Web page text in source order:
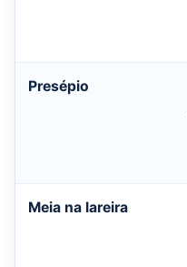
Presépio
Meia na lareira